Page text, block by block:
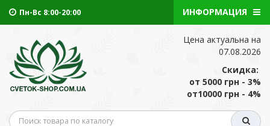
ИНФОРМАЦИЯ
Пн-Вс 8:00-20:00
Цена актуальна на
07.08.2026
Скидка:
от 5000 грн - 3%
от10000 грн - 4%